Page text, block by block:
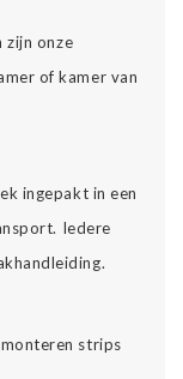
zijn onze
of kamer van
ingepakt in een
Iedere
strips